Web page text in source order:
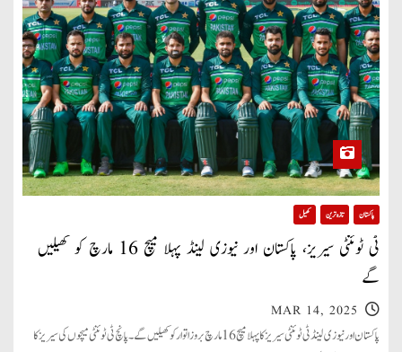
پاکستان تازہ ترین کھیل
ٹی ٹوئنٹی سیریز، پاکستان اور نیوزی لینڈ پہلا میچ 16 مارچ کو کھیلیں
گے
MAR 14, 2025
پاکستان اور نیوزی لینڈ ٹی ٹوئنٹی سیریز کا پہلا میچ 16 مارچ بروز اتوار کو کھیلیں گے۔ پانچ ٹی ٹوئنٹی میچوں کی سیریز کا